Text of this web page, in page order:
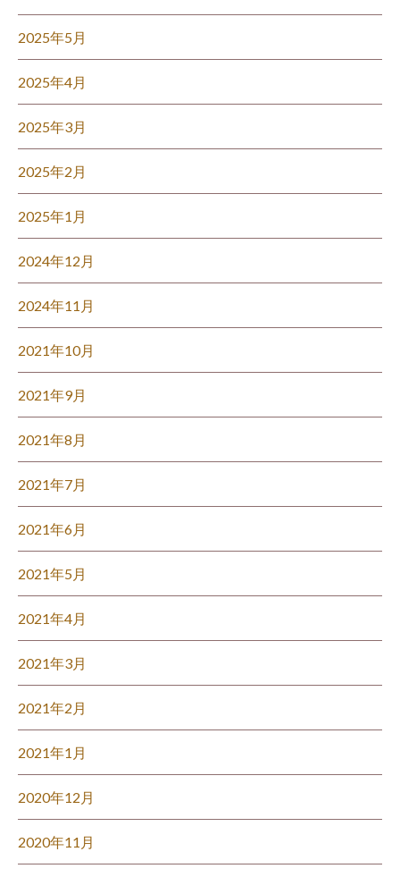
2025年5月
2025年4月
2025年3月
2025年2月
2025年1月
2024年12月
2024年11月
2021年10月
2021年9月
2021年8月
2021年7月
2021年6月
2021年5月
2021年4月
2021年3月
2021年2月
2021年1月
2020年12月
2020年11月